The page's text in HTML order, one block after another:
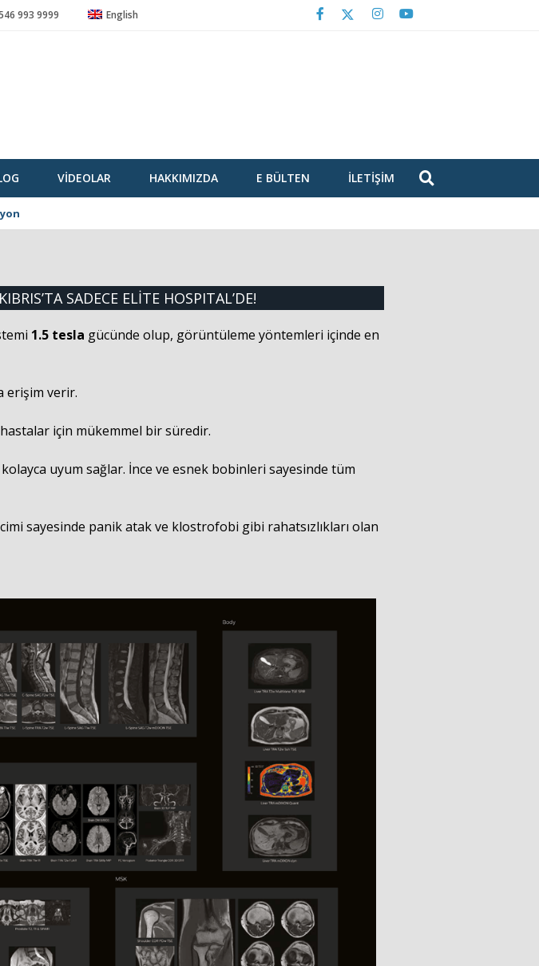
993 9999 English
VIDEOLAR HAKKIMIZDA E BÜLTEN İLETIŞIM
SADECE ELITE HOSPITAL’DE!
1.5 tesla gücünde olup, görüntüleme yöntemleri içinde en
erişim verir.
için mükemmel bir süredir.
uyum sağlar. İnce ve esnek bobinleri sayesinde tüm
sayesinde panik atak ve klostrofobi gibi rahatsızlıkları olan